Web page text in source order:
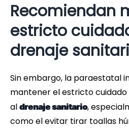
Recomiendan
estricto
drenaje
Sin embargo, la paraestatal
mantener el estricto cuidado
al drenaje sanitario,
como el evitar tirar toallas